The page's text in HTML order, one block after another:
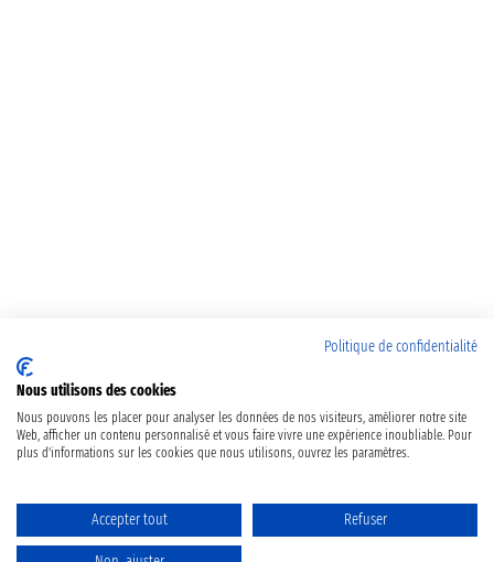
Politique de confidentialité
Nous utilisons des cookies
Nous pouvons les placer pour analyser les données de nos visiteurs, améliorer notre site
Web, afficher un contenu personnalisé et vous faire vivre une expérience inoubliable. Pour
plus d'informations sur les cookies que nous utilisons, ouvrez les paramètres.
Accepter tout Refuser